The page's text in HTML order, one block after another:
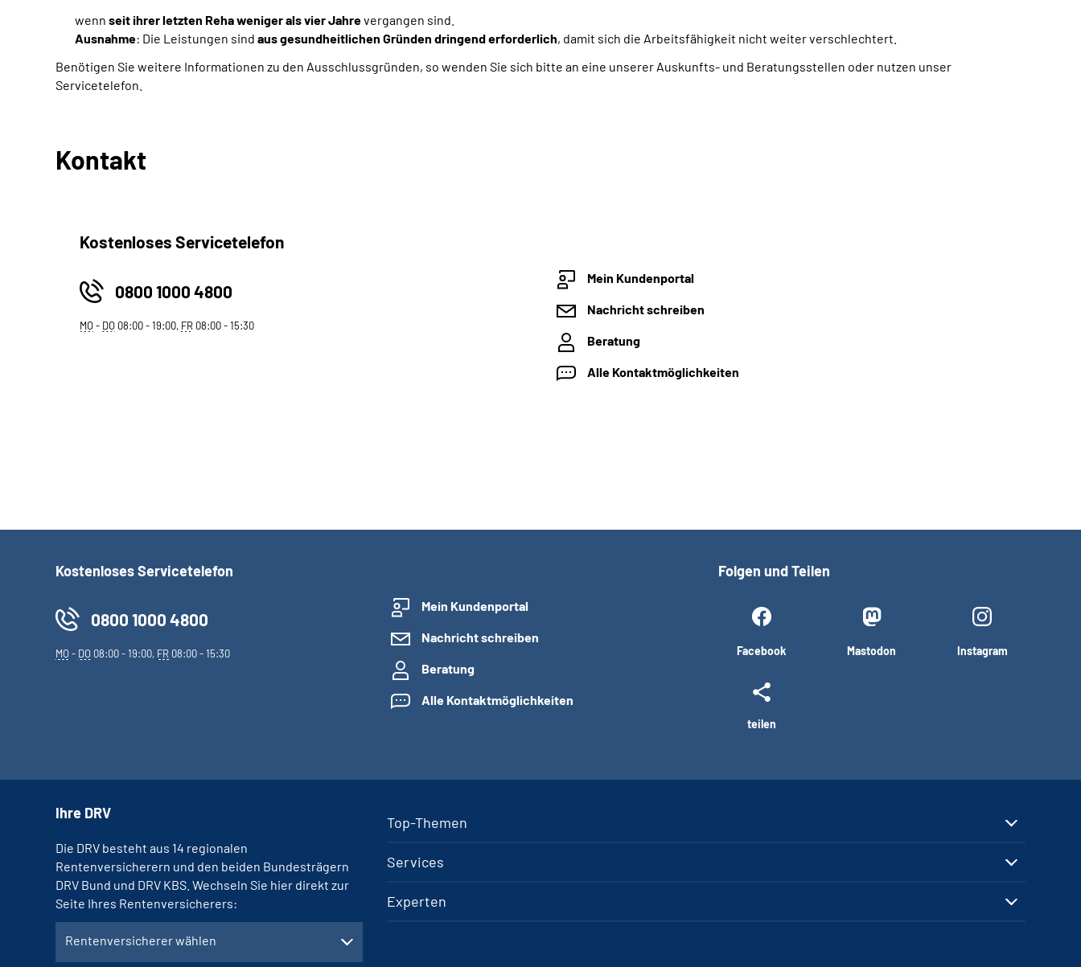
wenn seit ihrer letzten Reha weniger als vier Jahrevergangen sind.
Ausnahme: Die Leistungen sind aus gesundheitlichen Gründen dringend erforderlich, damit sich die Arbeitsfähigkeit nicht weiter verschlechtert.
Benötigen Sie weitere Informationen zu den Ausschlussgründen, so wenden Sie sich bitte an eine unserer Auskunfts- und Beratungsstellen oder nutzen unser
Servicetelefon.
Kontakt
Kostenloses Servicetelefon
0800 1000 4800
MO- DO 08:00 - 19:00, FR 08:00 - 15:30
Mein Kundenportal
Nachricht schreiben
Beratung
Alle Kontaktmöglichkeiten
Kostenloses Servicetelefon
0800 1000 4800
MO- DO 08:00 - 19:00, FR 08:00 - 15:30
Mein Kundenportal
Nachricht schreiben
Beratung
Alle Kontaktmöglichkeiten
Folgen und Teilen
Facebook Mastodon Instagram
teilen
Top-Themen
Services
Experten
Ihre DRV
Die DRV besteht aus 14 regionalen
Rentenversicherern und den beiden Bundesträgern
DRV Bund und DRV KBS. Wechseln Sie hier direkt zur
Seite Ihres Rentenversicherers:
Rentenversicherer wählen